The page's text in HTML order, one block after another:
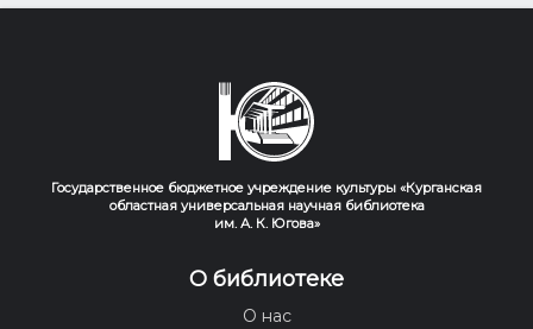
Государственное бюджетное учреждение культуры «Курганская
областная универсальная научная библиотека
им. А. К. Югова»
О библиотеке
О нас